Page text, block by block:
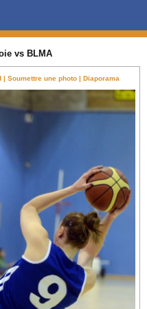
vs BLMA
| Soumettre une photo | Diaporama